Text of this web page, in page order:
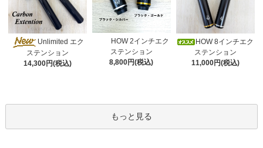
Unlimited エク
ステンション
14,300円(税込)
HOW 2インチエク
ステンション
8,800円(税込)
HOW 8インチエク
ステンション
11,000円(税込)
もっと見る